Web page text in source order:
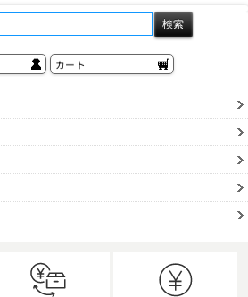
カート